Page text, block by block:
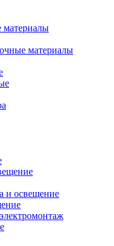
материалы
материалы
и освещение